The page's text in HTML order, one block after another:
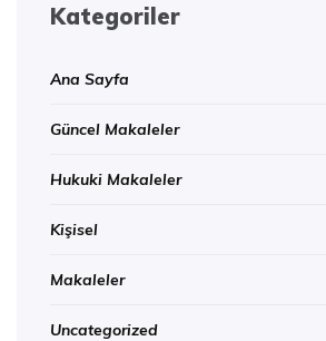
Kategoriler
Ana Sayfa
Güncel Makaleler
Hukuki Makaleler
Kişisel
Makaleler
Uncategorized